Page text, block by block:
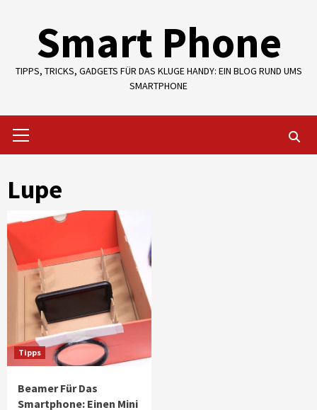
contentSmart Phone
TIPPS, TRICKS, GADGETS FÜR DAS KLUGE HANDY: EIN BLOG RUND UMS
SMARTPHONE
Menu
Lupe
Tipps
Beamer Für Das
Smartphone: Einen Mini